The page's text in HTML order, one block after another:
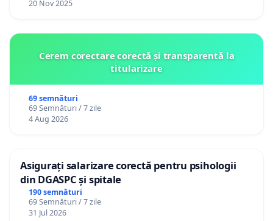
20 Nov 2025
Cerem corectare corectă și transparentă la
titularizare
69 semnături
69 Semnături / 7 zile
4 Aug 2026
Asigurați salarizare corectă pentru psihologii
din DGASPC și spitale
190 semnături
69 Semnături / 7 zile
31 Jul 2026